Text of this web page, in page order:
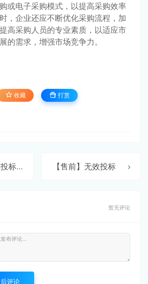
或电子采购模式，以提高采购效率
，企业还应不断优化采购流程，加
高采购人员的专业素质，以适应市
的需求，增强市场竞争力。
收藏 打赏
投标技巧 【售前】无效投标
暂无评论
评论